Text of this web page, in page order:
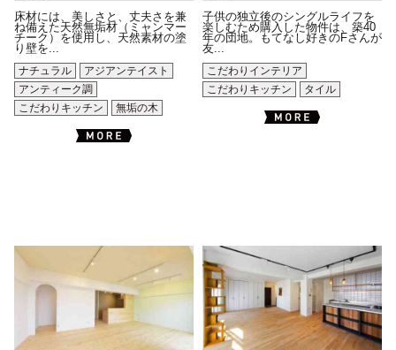
床材には、美しさと、丈夫さを兼
ね備えた天然無垢材（ミャンマー
チーク）を使用し、天然素材の塗
り壁を...
ナチュラル
アジアンテイスト
アンティーク調
こだわりキッチン
無垢の木
子供の独立後のシングルライフを
楽しむため購入した物件は、築40
年の団地。もてなし好きのFさんが
友...
こだわりインテリア
こだわりキッチン
タイル